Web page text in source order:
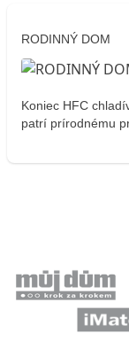
RODINNÝ DOM
Koniec HFC
patrí prírodnému